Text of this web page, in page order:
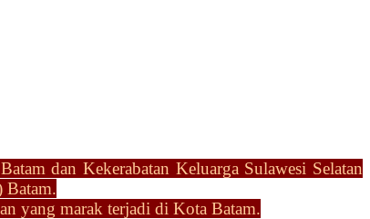
dan Kekerabatan Keluarga Sulawesi Selatan
Batam.
yang marak terjadi di Kota Batam.